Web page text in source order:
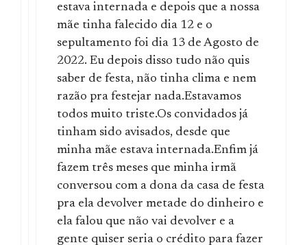
estava internada e depois que a nossa
mãe tinha falecido dia 12 e o
sepultamento foi dia 13 de Agosto de
2022. Eu depois disso tudo não quis
saber de festa, não tinha clima e nem
razão pra festejar nada.Estavamos
todos muito triste.Os convidados já
tinham sido avisados, desde que
minha mãe estava internada.Enfim já
fazem três meses que minha irmã
conversou com a dona da casa de festa
pra ela devolver metade do dinheiro e
ela falou que não vai devolver e a
gente quiser seria o crédito para fazer